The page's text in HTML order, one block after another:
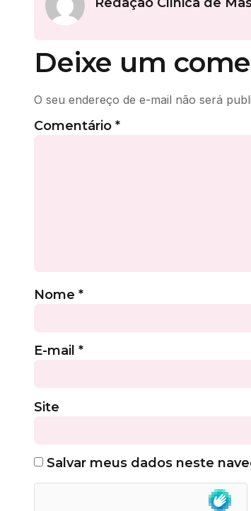
Deixe um
O seu endereço de e-mail não será
Comentário *
Nome *
E-mail *
Site
Salvar meus dados neste